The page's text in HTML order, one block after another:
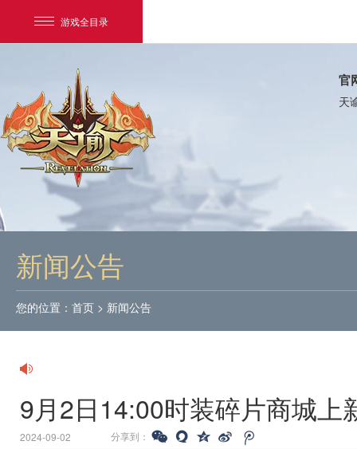
游戏全目录
网易游戏
我的足迹：
官
天
新闻公告
您的位置： 首页 > 新闻公告
9月2日14:00时装碎片商城上
2024-09-02 分享到：